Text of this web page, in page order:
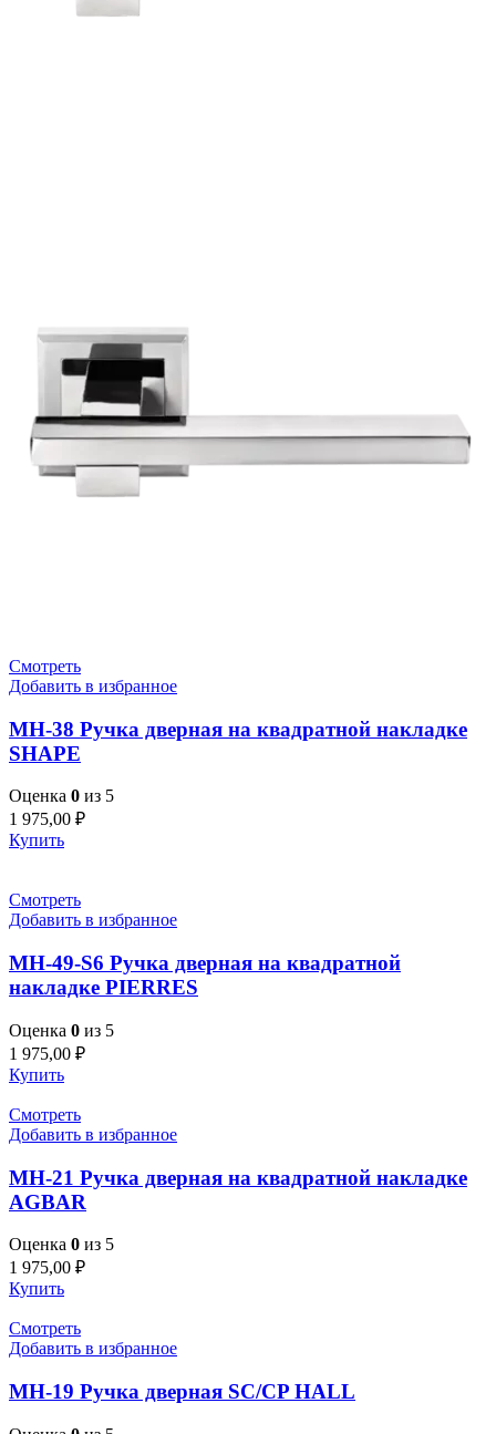
Смотреть
Добавить в избранное
MH-38 Ручка дверная на квадратной накладке
SHAPE
Оценка 0 из 5
1 975,00 ₽
Купить
Смотреть
Добавить в избранное
MH-49-S6 Ручка дверная на квадратной
накладке PIERRES
Оценка 0 из 5
1 975,00 ₽
Купить
Смотреть
Добавить в избранное
MH-21 Ручка дверная на квадратной накладке
AGBAR
Оценка 0 из 5
1 975,00 ₽
Купить
Смотреть
Добавить в избранное
MH-19 Ручка дверная SC/CP HALL